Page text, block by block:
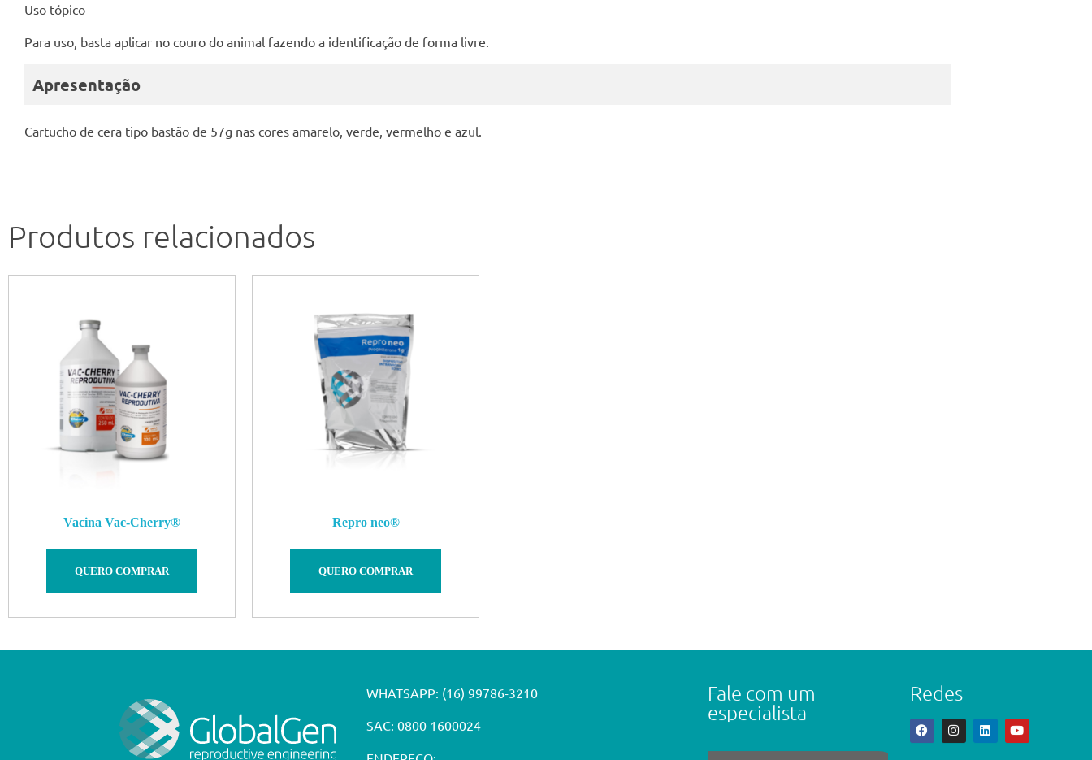
Uso tópico
Para uso, basta aplicar no couro do animal fazendo a identificação de forma livre.
Apresentação
Cartucho de cera tipo bastão de 57g nas cores amarelo, verde, vermelho e azul.
Produtos relacionados
Vacina Vac-Cherry®
QUERO COMPRAR
Repro neo®
QUERO COMPRAR
WHATSAPP: (16) 99786-3210
SAC: 0800 1600024
Fale com um
especialista
Redes